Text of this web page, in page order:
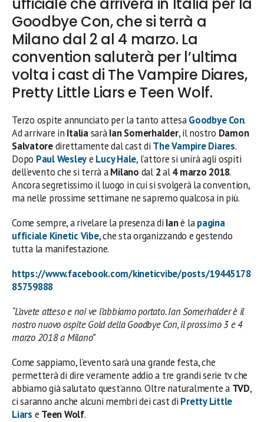
ufficiale che arriverà in Italia per la
Goodbye Con, che si terrà a
Milano dal 2 al 4 marzo. La
convention saluterà per l’ultima
volta i cast di The Vampire Diares,
Pretty Little Liars e Teen Wolf.
Terzo ospite annunciato per la tanto attesaGoodbye Con.
Ad arrivare in ItaliasaràIan Somerhalder, il nostro Damon
Salvatoredirettamente dal cast di The Vampire Diares.
Dopo Paul Wesleye Lucy Hale, l’attore si unirà agli ospiti
dell’evento che si terrà aMilano dal 2al4 marzo 2018.
Ancora segretissimo il luogo in cui si svolgerà la convention,
ma nelle prossime settimane ne sapremo qualcosa in più.
Come sempre, a rivelare la presenza di Ianè lapagina
ufficiale Kinetic Vibe, che sta organizzando e gestendo
tutta la manifestazione.
https://www.facebook.com/kineticvibe/posts/19445178
85759888
“L’avete atteso e noi ve l’abbiamo portato. Ian Somerhalder è il
nostro nuovo ospite Gold della Goodbye Con, il prossimo 3 e 4
marzo 2018 a Milano”
Come sappiamo, l’evento sarà una grande festa, che
permetterà di dire veramente addio a tre grandi serie tv che
abbiamo già salutato quest’anno. Oltre naturalmente a TVD,
ci saranno anche alcuni membri dei cast di Pretty Little
Liars e Teen Wolf.